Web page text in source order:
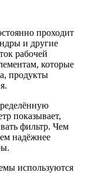
проходит
и другие
рабочей
которые
продукты
показывает,
фильтр. Чем
надёжнее
используются